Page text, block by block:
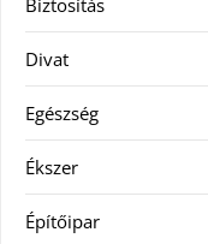
Divat
Egészség
Ékszer
Építőipar